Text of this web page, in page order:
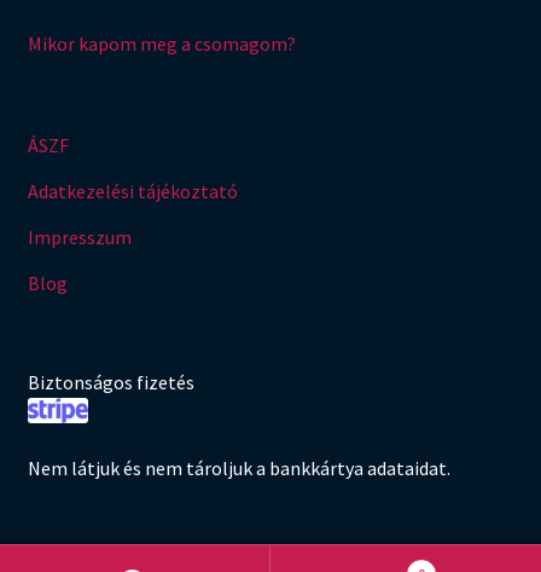
Mikor kapom meg a csomagom?
ÁSZF
Adatkezelési tájékoztató
Impresszum
Blog
Biztonságos fizetés
Nem látjuk és nem tároljuk a bankkártya adataidat.